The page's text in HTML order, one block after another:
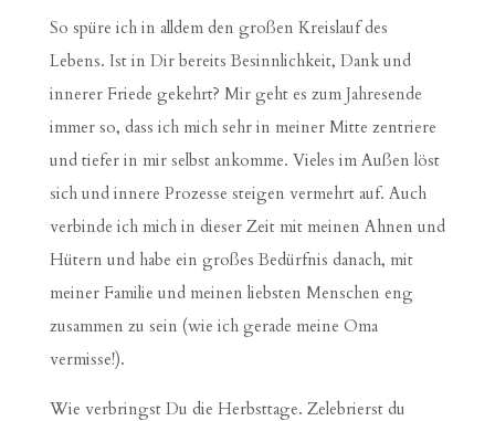
So spüre ich in alldem den großen Kreislauf des
Lebens. Ist in Dir bereits Besinnlichkeit, Dank und
innerer Friede gekehrt? Mir geht es zum Jahresende
immer so, dass ich mich sehr in meiner Mitte zentriere
und tiefer in mir selbst ankomme. Vieles im Außen löst
sich und innere Prozesse steigen vermehrt auf. Auch
verbinde ich mich in dieser Zeit mit meinen Ahnen und
Hütern und habe ein großes Bedürfnis danach, mit
meiner Familie und meinen liebsten Menschen eng
zusammen zu sein (wie ich gerade meine Oma
vermisse!).
Wie verbringst Du die Herbsttage. Zelebrierst du